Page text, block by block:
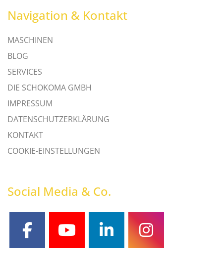
Navigation & Kontakt
MASCHINEN
BLOG
SERVICES
DIE SCHOKOMA GMBH
IMPRESSUM
DATENSCHUTZERKLÄRUNG
KONTAKT
COOKIE-EINSTELLUNGEN
Social Media & Co.
facebookyoutubelinkedininstagram